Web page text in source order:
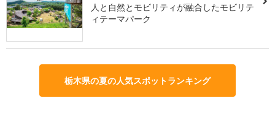
人と自然とモビリティが融合したモビリテ
ィテーマパーク
栃木県の夏の人気スポットランキング